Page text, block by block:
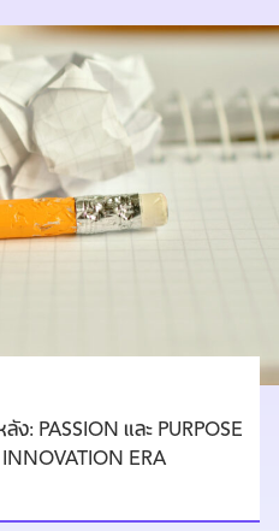
ง: PASSION และ PURPOSE
ERA